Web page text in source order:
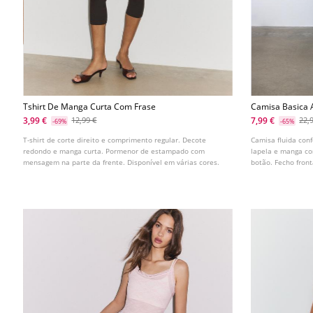
Tshirt De Manga Curta Com Frase
3,99 €
-69% 12,99 €
T-shirt de corte direito e comprimento regular. Decote
redondo e manga curta. Pormenor de estampado com
mensagem na parte da frente. Disponível em várias cores.
Camisa Basica
7,99 €
-65%
Camisa fluida
lapela e manga
botão. Fecho